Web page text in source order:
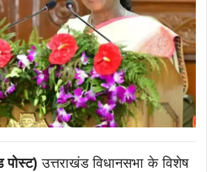
पोस्ट) उत्तराखंड विधानसभा के विशेष